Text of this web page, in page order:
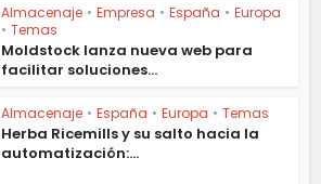
Almacenaje • Empresa • España • Europa
• Temas
Moldstock lanza nueva web para
facilitar soluciones...
Almacenaje • España • Europa • Temas
Herba Ricemills y su salto hacia la
automatización:...